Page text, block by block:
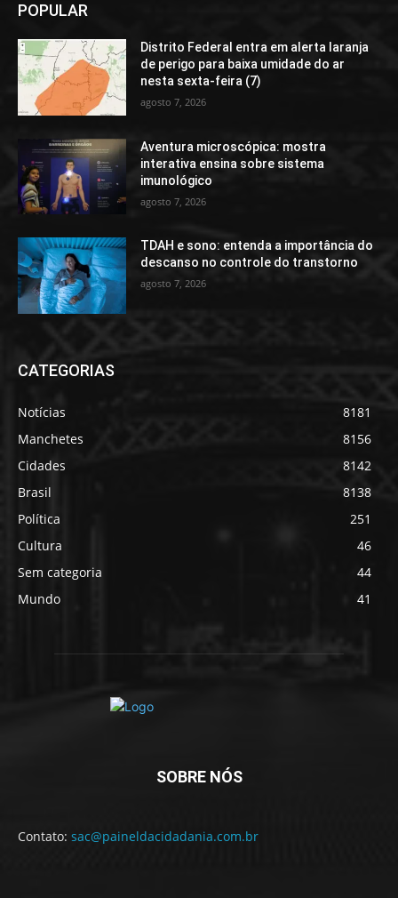
POPULAR
Distrito Federal entra em alerta laranja
de perigo para baixa umidade do ar
nesta sexta-feira (7)
agosto 7, 2026
Aventura microscópica: mostra
interativa ensina sobre sistema
imunológico
agosto 7, 2026
TDAH e sono: entenda a importância do
descanso no controle do transtorno
agosto 7, 2026
CATEGORIAS
Notícias
8181
Manchetes
8156
Cidades
8142
Brasil
8138
Política
251
Cultura
46
Sem categoria
44
Mundo
41
SOBRE NÓS
Contato: sac@paineldacidadania.com.br